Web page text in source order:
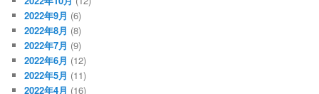
2022年9月 (6)
2022年8月 (8)
2022年7月 (9)
2022年6月 (12)
2022年5月 (11)
2022年4月 (16)